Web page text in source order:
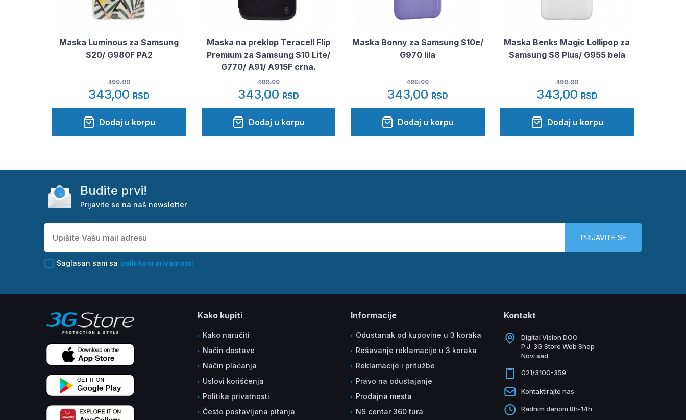
Maska Luminous za Samsung
S20/ G980F PA2
490.00
343,00 RSD
Dodaj u korpu
Maska na preklop Teracell Flip
Premium za Samsung S10 Lite/
G770/ A91/ A915F crna.
490.00
343,00 RSD
Dodaj u korpu
Maska Bonny za Samsung S10e/
G970 lila
490.00
343,00 RSD
Dodaj u korpu
Maska Benks Magic Lollipop za
Samsung S8 Plus/ G955 bela
490.00
343,00 RSD
Dodaj u korpu
Budite prvi!
Prijavite se na naš newsletter
Saglasan sam sa politikom privatnosti
PRIJAVITE SE
Kako kupiti
Kako naručiti
Način dostave
Način plaćanja
Uslovi korišćenja
Politika privatnosti
Često postavljena pitanja
Informacije
Odustanak od kupovine u 3 koraka
Rešavanje reklamacije u 3 koraka
Reklamacije i pritužbe
Pravo na odustajanje
Prodajna mesta
NS centar 360 tura
Kontakt
Digital Vision DOO
P.J. 3G Store Web Shop
Novi sad
021/3100-359
Kontaktirajte nas
Radnim danom 8h-14h